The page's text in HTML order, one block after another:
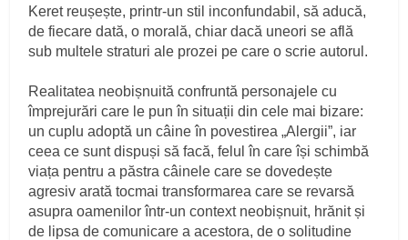
Keret reușește, printr-un stil inconfundabil, să aducă,
de fiecare dată, o morală, chiar dacă uneori se află
sub multele straturi ale prozei pe care o scrie autorul.
Realitatea neobișnuită confruntă personajele cu
împrejurări care le pun în situații din cele mai bizare:
un cuplu adoptă un câine în povestirea „Alergii”, iar
ceea ce sunt dispuși să facă, felul în care își schimbă
viața pentru a păstra câinele care se dovedește
agresiv arată tocmai transformarea care se revarsă
asupra oamenilor într-un context neobișnuit, hrănit și
de lipsa de comunicare a acestora, de o solitudine